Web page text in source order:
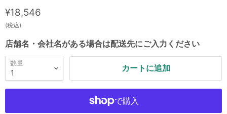
現在の価格
¥18,546
(税込)
店舗名・会社名がある場合は配送先にご入力ください
数量
カートに追加